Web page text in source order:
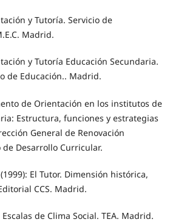
y Tutoría. Servicio de
Madrid.
y Tutoría Educación Secundaria.
de Educación.. Madrid.
de Orientación en los institutos de
Estructura, funciones y estrategias
General de Renovación
de Desarrollo Curricular.
(1999): El Tutor. Dimensión histórica,
CCS. Madrid.
Escalas de Clima Social. TEA. Madrid.